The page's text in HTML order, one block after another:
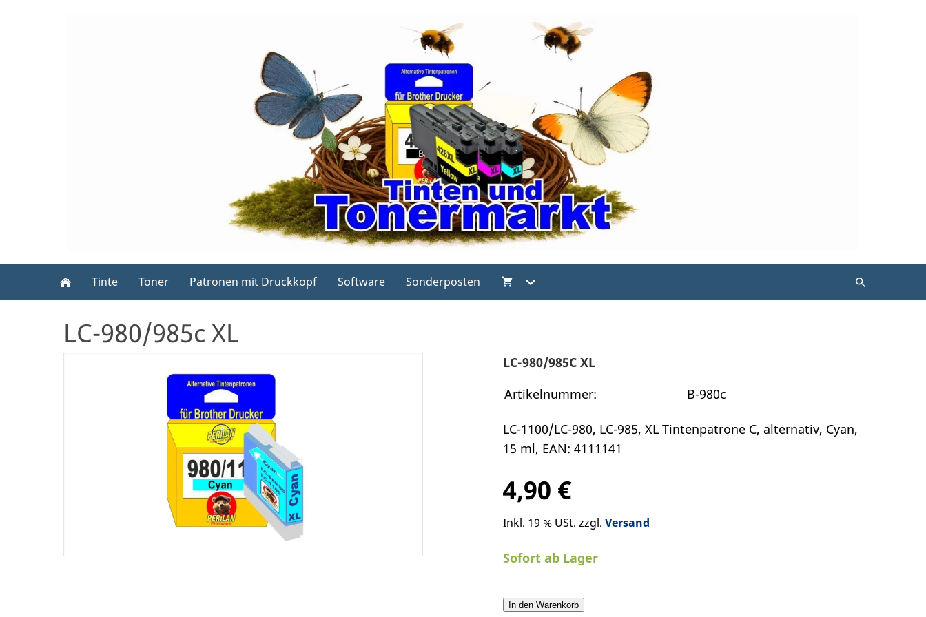
Tinte Toner Patronen mit Druckkopf Software Sonderposten
LC-980/985c XL
LC-980/985C XL
Artikelnummer:
B-980c
LC-1100/LC-980, LC-985, XL Tintenpatrone C, alternativ, Cyan,
15 ml, EAN: 4111141
4,90 €
Inkl. 19 % USt. zzgl. Versand
Sofort ab Lager
In den Warenkorb